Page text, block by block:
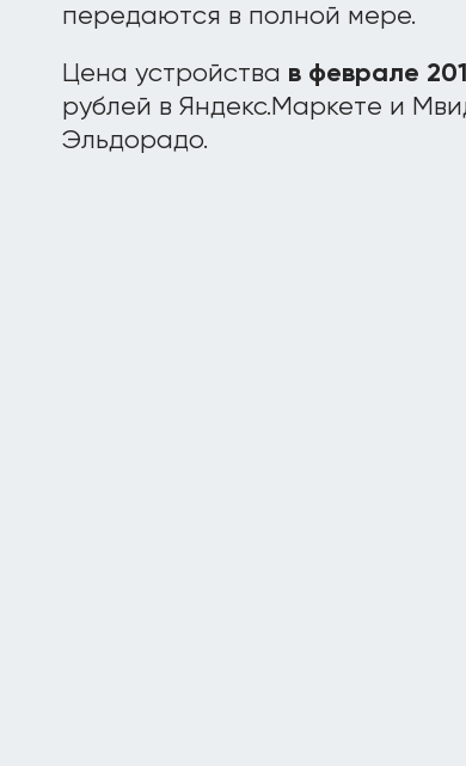
передаются в полной мере.
Цена устройства в феврале
рублей в Яндекс.Маркете и
Эльдорадо.